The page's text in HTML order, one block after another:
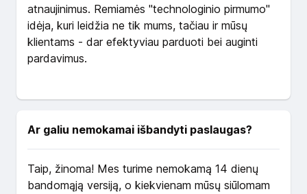
atnaujinimus. Remiamės "technologinio pirmumo"
idėja, kuri leidžia ne tik mums, tačiau ir mūsų
klientams - dar efektyviau parduoti bei auginti
pardavimus.
Ar galiu nemokamai išbandyti paslaugas?
Taip, žinoma! Mes turime nemokamą 14 dienų
bandomąją versiją, o kiekvienam mūsų siūlomam